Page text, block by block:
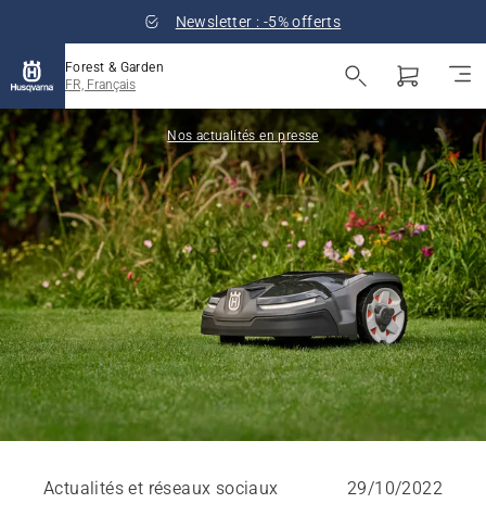
Newsletter : -5% offerts
Forest & Garden
FR, Français
Nos actualités en presse
Actualités et réseaux sociaux 29/10/2022